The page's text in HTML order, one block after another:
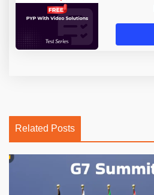
Related Posts